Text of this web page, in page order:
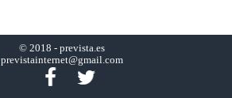
© 2018 - prevista.es
previstainternet@gmail.com